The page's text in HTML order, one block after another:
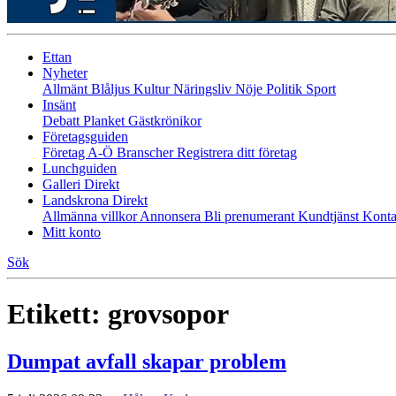
Ettan
Nyheter
Allmänt Blåljus KulturNäringsliv Nöje Politik Sport
Insänt
Debatt Planket Gästkrönikor
Företagsguiden
Företag A-Ö BranscherRegistrera ditt företag
Lunchguiden
Galleri Direkt
Landskrona Direkt
Allmänna villkorAnnonsera Bli prenumerant Kundtjänst
Mitt konto
Sök
Etikett: grovsopor
Dumpat avfall skapar problem